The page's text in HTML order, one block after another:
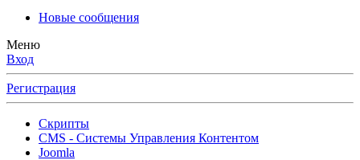
Новые сообщения
Меню
Вход
Регистрация
Скрипты
CMS - Системы Управления Контентом
Joomla